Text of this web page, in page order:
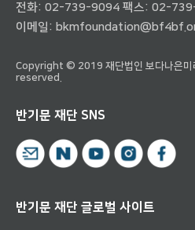
전화: 02-739-9094 팩스: 02-
이메일:
Copyright © 2019 재단법인 보다나은미
reserved.
반기문 재단 SNS
반기문 재단 글로벌 사이트